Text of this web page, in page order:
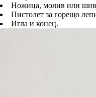
Ножица, молив или
Пистолет за горещо
Игла и конец.